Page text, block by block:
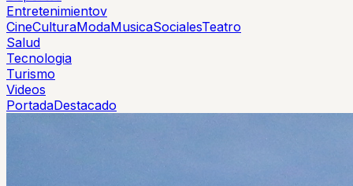
Entretenimientov
CineCulturaModaMusicaSocialesTeatro
Salud
Tecnologia
Turismo
Videos
PortadaDestacado